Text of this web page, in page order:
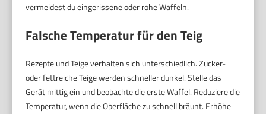
vermeidest du eingerissene oder rohe Waffeln.
Falsche Temperatur für den Teig
Rezepte und Teige verhalten sich unterschiedlich. Zucker-
oder fettreiche Teige werden schneller dunkel. Stelle das
Gerät mittig ein und beobachte die erste Waffel. Reduziere die
Temperatur, wenn die Oberfläche zu schnell bräunt. Erhöhe